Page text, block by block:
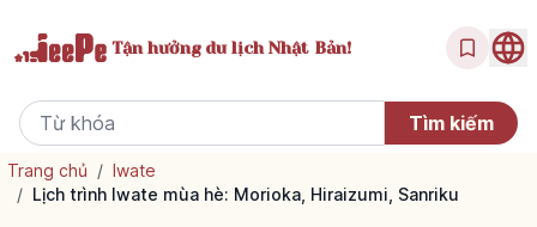
Tận hưởngdu lịch Nhật Bản!
Trang chủ / Iwate
/ Lịch trình Iwate mùa hè: Morioka, Hiraizumi, Sanriku